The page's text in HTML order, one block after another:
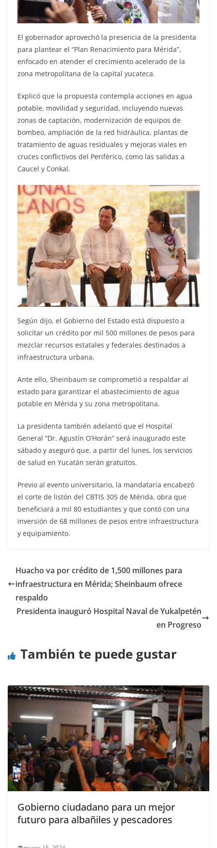
El gobernador aprovechó la presencia de la presidenta
para plantear el “Plan Renacimiento para Mérida”,
enfocado en atender el crecimiento acelerado de la
zona metropolitana de la capital yucateca.
Explicó que la propuesta contempla acciones en agua
potable, movilidad y seguridad, incluyendo nuevas
zonas de captación, modernización de equipos de
bombeo, ampliación de la red hidráulica, plantas de
tratamiento de aguas residuales y mejoras viales en
cruces conflictivos del Periférico, como las salidas a
Caucel y Conkal.
Según dijo, el Gobierno del Estado está dispuesto a
solicitar un crédito por mil 500 millones de pesos para
mezclar recursos estatales y federales destinados a
infraestructura urbana.
Ante ello, Sheinbaum se comprometió a respaldar al
estado para garantizar el abastecimiento de agua
potable en Mérida y su zona metropolitana.
La presidenta también adelantó que el Hospital
General “Dr. Agustín O’Horán” será inaugurado este
sábado y aseguró que, a partir del lunes, los servicios
de salud en Yucatán serán gratuitos.
Previo al evento universitario, la mandataria encabezó
el corte de listón del CBTIS 305 de Mérida, obra que
beneficiará a mil 80 estudiantes y que contó con una
inversión de 68 millones de pesos entre infraestructura
y equipamiento.
Huacho va por crédito de 1,500 millones para
infraestructura en Mérida; Sheinbaum ofrece
respaldo
Presidenta inauguró Hospital Naval de Yukalpetén
en Progreso
También te puede gustar
Gobierno ciudadano para un mejor
futuro para albañiles y pescadores